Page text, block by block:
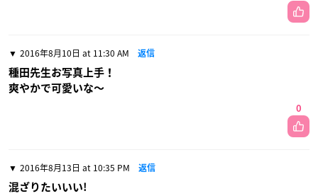
2016年8月10日 at 11:30 AM 返信
種田先生お写真上手！
爽やかで可愛いな〜
0
2016年8月13日 at 10:35 PM 返信
混ざりたいいい!